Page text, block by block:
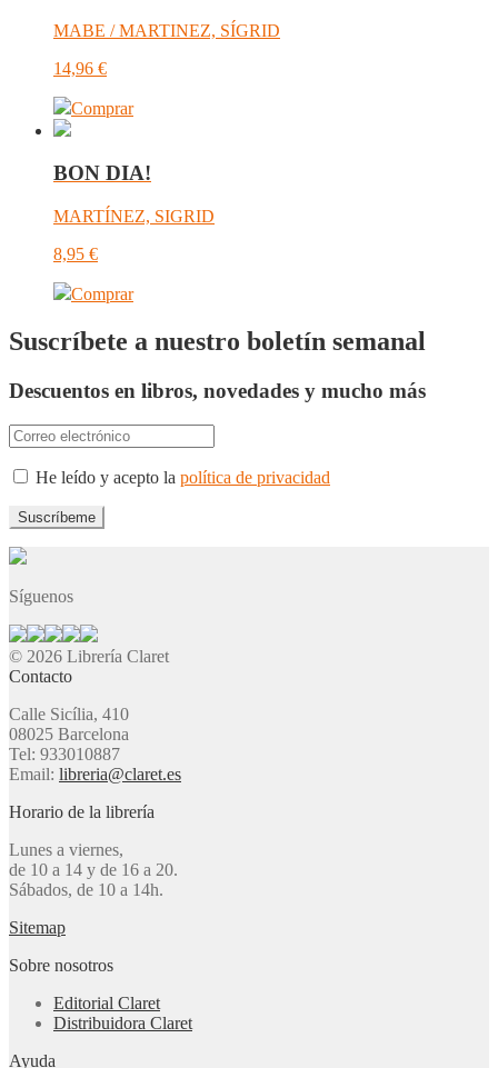
MABE / MARTINEZ, SÍGRID
14,96 €
Comprar
BON DIA!
MARTÍNEZ, SIGRID
8,95 €
Comprar
Suscríbete a nuestro boletín semanal
Descuentos en libros, novedades y mucho más
He leído y acepto la política de privacidad
Síguenos
© 2026 Librería Claret
Contacto
Calle Sicília, 410
08025 Barcelona
Tel: 933010887
Email: libreria@claret.es
Horario de la librería
Lunes a viernes,
de 10 a 14 y de 16 a 20.
Sábados, de 10 a 14h.
Sitemap
Sobre nosotros
Editorial Claret
Distribuidora Claret
Ayuda